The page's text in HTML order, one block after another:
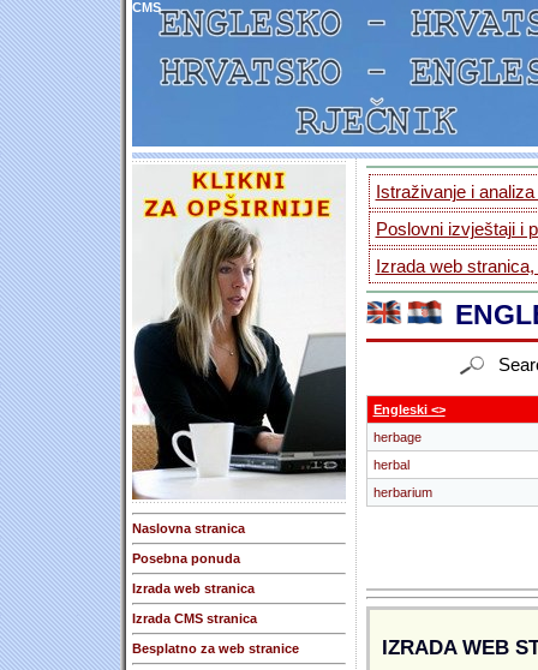
CMS
Naslovna stranica
Posebna ponuda
Izrada web stranica
Izrada CMS stranica
Besplatno za web stranice
Istraživanje i
Poslovni izvještaji i
Izrada web
Engleski <>
herbage
herbal
herbarium
IZRADA WEB